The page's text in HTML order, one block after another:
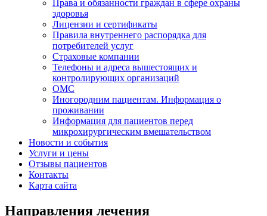
Права и обязанности граждан в сфере охраны
здоровья
Лицензии и сертификаты
Правила внутреннего распорядка для
потребителей услуг
Страховые компании
Телефоны и адреса вышестоящих и
контролирующих организаций
ОМС
Иногородним пациентам. Информация о
проживании
Информация для пациентов перед
микрохирургическим вмешательством
Новости и события
Услуги и цены
Отзывы пациентов
Контакты
Карта сайта
Направления лечения